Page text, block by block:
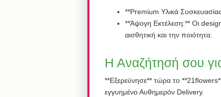
**Premium Υλικά
**Άψογη Εκτέλεση:** Οι
αισθητική και την ποιότητα.
Η Αναζήτησή σου
**Εξερεύνησε** τώρα το
εγγυημένο Αυθημερόν Delivery.